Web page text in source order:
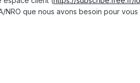
NRO que nous avons besoin pour